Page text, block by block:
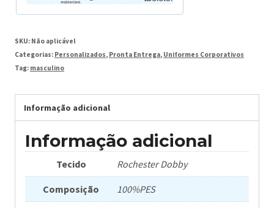
SKU: Não aplicável
Categorias: Personalizados, Pronta Entrega, Uniformes Corporativos
Tag: masculino
Informação adicional
Informação adicional
Tecido Rochester Dobby
Composição 100%PES